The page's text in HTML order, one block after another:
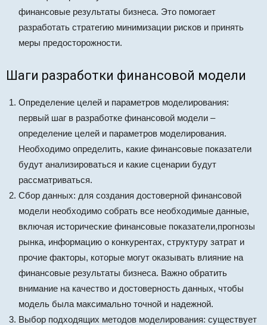
финансовые результаты бизнеса. Это помогает
разработать стратегию минимизации рисков и принять
меры предосторожности.
Шаги разработки финансовой модели
Определение целей и параметров моделирования:
первый шаг в разработке финансовой модели –
определение целей и параметров моделирования.
Необходимо определить, какие финансовые показатели
будут анализироваться и какие сценарии будут
рассматриваться.
Сбор данных: для создания достоверной финансовой
модели необходимо собрать все необходимые данные,
включая исторические финансовые показатели,прогнозы
рынка, информацию о конкурентах, структуру затрат и
прочие факторы, которые могут оказывать влияние на
финансовые результаты бизнеса. Важно обратить
внимание на качество и достоверность данных, чтобы
модель была максимально точной и надежной.
Выбор подходящих методов моделирования: существует